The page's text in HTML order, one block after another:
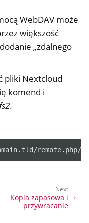
WebDAV może
większość
„zdalnego
pliki Nextcloud
komend i
.
remote.php/
Next
Kopia zapasowa i
przywracanie